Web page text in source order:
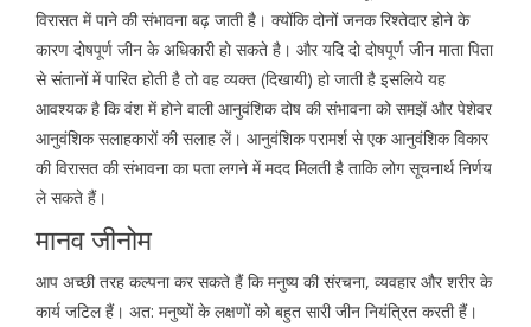
विरासत में पाने की संभावना बढ़ जाती है। क्योंकि दोनों जनक रिश्तेदार होने के
कारण दोषपूर्ण जीन के अधिकारी हो सकते है। और यदि दो दोषपूर्ण जीन माता पिता
से संतानों में पारित होती है तो वह व्यक्त (दिखायी) हो जाती है इसलिये यह
आवश्यक है कि वंश में होने वाली आनुवंशिक दोष की संभावना को समझें और पेशेवर
आनुवंशिक सलाहकारों की सलाह लें। आनुवंशिक परामर्श से एक आनुवंशिक विकार
की विरासत की संभावना का पता लगने में मदद मिलती है ताकि लोग सूचनार्थ निर्णय
ले सकते हैं।
मानव जीनोम
आप अच्छी तरह कल्पना कर सकते हैं कि मनुष्य की संरचना, व्यवहार और शरीर के
कार्य जटिल हैं। अत: मनुष्यों के लक्षणों को बहुत सारी जीन नियंत्रित करती हैं।